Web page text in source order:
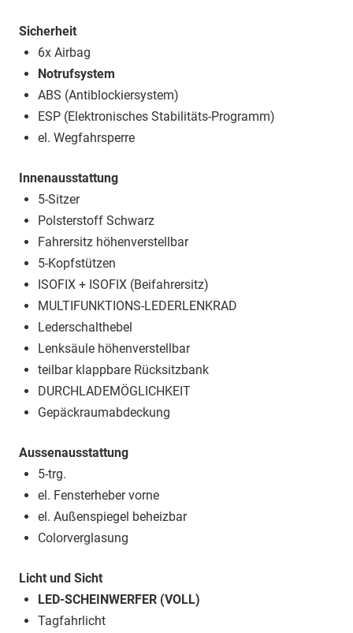
Sicherheit
6x Airbag
Notrufsystem
ABS (Antiblockiersystem)
ESP (Elektronisches Stabilitäts-Programm)
el. Wegfahrsperre
Innenausstattung
5-Sitzer
Polsterstoff Schwarz
Fahrersitz höhenverstellbar
5-Kopfstützen
ISOFIX + ISOFIX (Beifahrersitz)
MULTIFUNKTIONS-LEDERLENKRAD
Lederschalthebel
Lenksäule höhenverstellbar
teilbar klappbare Rücksitzbank
DURCHLADEMÖGLICHKEIT
Gepäckraumabdeckung
Aussenausstattung
5-trg.
el. Fensterheber vorne
el. Außenspiegel beheizbar
Colorverglasung
Licht und Sicht
LED-SCHEINWERFER (VOLL)
Tagfahrlicht